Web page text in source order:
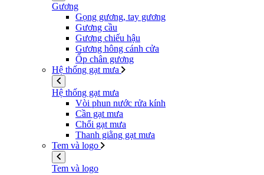
Gương
Gọng gương, tay gương
Gương cầu
Gương chiếu hậu
Gương hông cánh cửa
Ốp chân gương
Hệ thống gạt mưa
Hệ thống gạt mưa
Vòi phun nước rửa kính
Cần gạt mưa
Chổi gạt mưa
Thanh giằng gạt mưa
Tem và logo
Tem và logo